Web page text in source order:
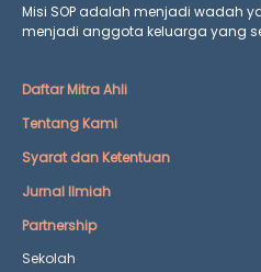
Misi SOP adalah menjadi wadah
menjadi anggota keluarga yang
Daftar Mitra Ahli
Tentang Kami
Syarat dan Ketentuan
Jurnal Ilmiah
Partnership
Sekolah